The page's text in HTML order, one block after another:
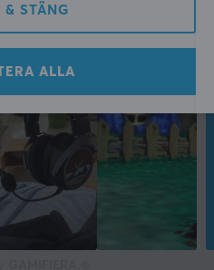
& STÄNG
ALLA